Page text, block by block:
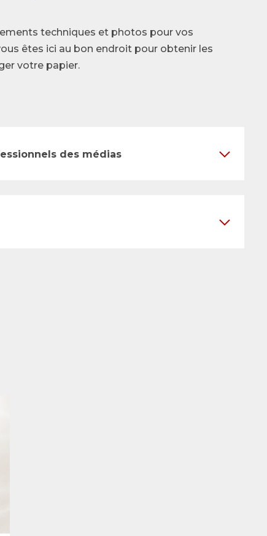
techniques et photos pour vos
êtes ici au bon endroit pour obtenir les
votre papier.
des médias